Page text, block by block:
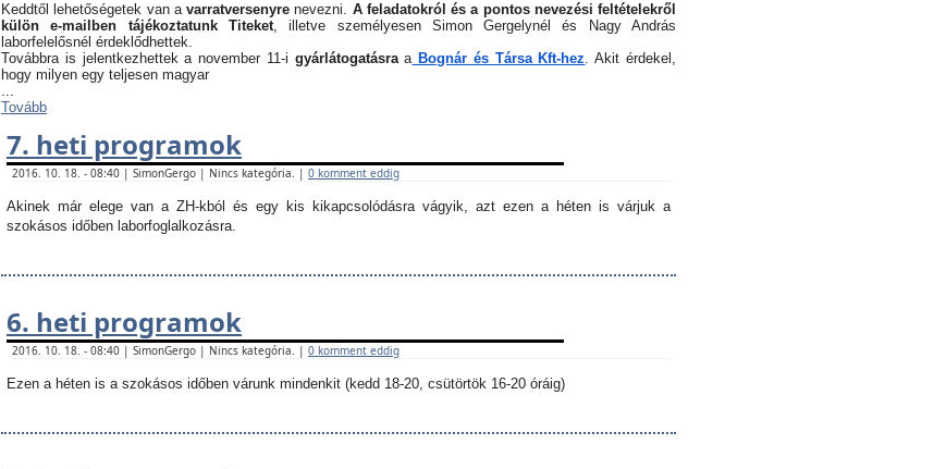
Keddtől lehetőségetek van a varratversenyrenevezni. A feladatokról és a pontos nevezési feltételekről
külön e-mailben tájékoztatunk Titeket, illetve személyesen Simon Gergelynél és Nagy András
laborfelelősnél érdeklődhettek.
Továbbra is jelentkezhettek a november 11-i gyárlátogatásraaBognár és Társa Kft-hez. Akit érdekel,
hogy milyen egy teljesen magyar
...
Tovább
7. heti programok
2016. 10. 18. - 08:40 | SimonGergo | Nincs kategória. | 0 komment eddig
Akinek már elege van a ZH-kból és egy kis kikapcsolódásra vágyik, azt ezen a héten is várjuk a
szokásos időben laborfoglalkozásra.
6. heti programok
2016. 10. 18. - 08:40 | SimonGergo | Nincs kategória. | 0 komment eddig
Ezen a héten is a szokásos időben várunk mindenkit (kedd 18-20, csütörtök 16-20 óráig)